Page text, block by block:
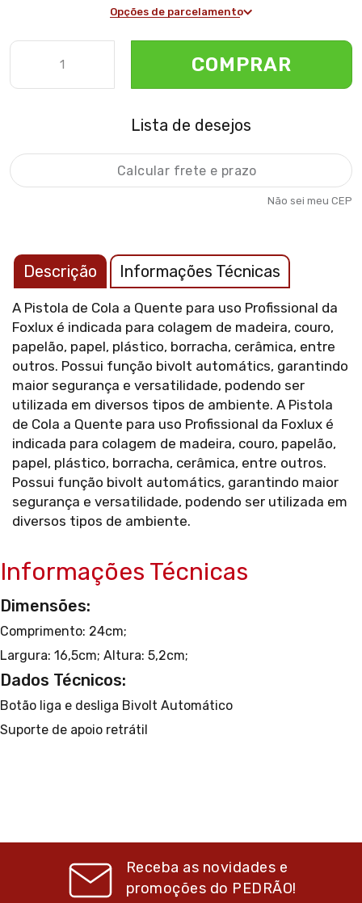
Opções de parcelamento
COMPRAR
Lista de desejos
Não sei meu CEP
Descrição Informações Técnicas
A Pistola de Cola a Quente para uso Profissional da
Foxlux é indicada para colagem de madeira, couro,
papelão, papel, plástico, borracha, cerâmica, entre
outros. Possui função bivolt automátics, garantindo
maior segurança e versatilidade, podendo ser
utilizada em diversos tipos de ambiente. A Pistola
de Cola a Quente para uso Profissional da Foxlux é
indicada para colagem de madeira, couro, papelão,
papel, plástico, borracha, cerâmica, entre outros.
Possui função bivolt automátics, garantindo maior
segurança e versatilidade, podendo ser utilizada em
diversos tipos de ambiente.
Informações Técnicas
Dimensões:
Comprimento: 24cm;
Largura: 16,5cm; Altura: 5,2cm;
Dados Técnicos:
Botão liga e desliga Bivolt Automático
Suporte de apoio retrátil
Receba as novidades e
promoções do PEDRÃO!